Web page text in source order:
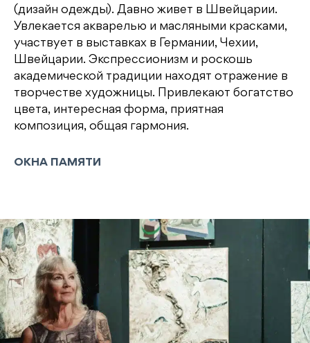
(дизайн одежды). Давно живет в Швейцарии.
Увлекается акварелью и масляными красками,
участвует в выставках в Германии, Чехии,
Швейцарии. Экспрессионизм и роскошь
академической традиции находят отражение в
творчестве художницы. Привлекают богатство
цвета, интересная форма, приятная
композиция, общая гармония.
ОКНА ПАМЯТИ